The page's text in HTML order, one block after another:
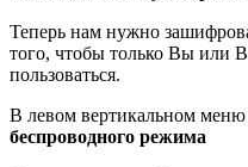
Теперь нам нужно
того, чтобы только Вы или
пользоваться.
В левом вертикальном
беспроводного режима